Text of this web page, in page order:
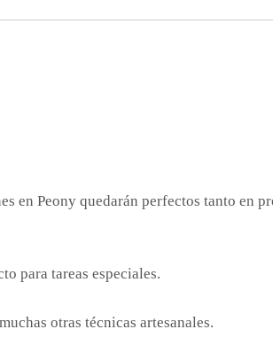
en Peony quedarán perfectos tanto en
para tareas especiales.
otras técnicas artesanales.